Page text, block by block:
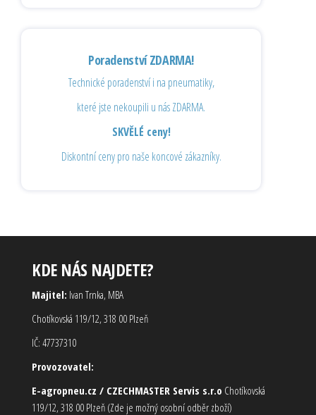
Poradenství ZDARMA!
Technické poradenství i na pneumatiky,
které jste nekoupili u nás ZDARMA.
SKVĚLÉ ceny!
Diskontní ceny pro naše koncové zákazníky.
KDE NÁS NAJDETE?
Majitel: Ivan Trnka, MBA
Chotíkovská 119/12, 318 00 Plzeň
IČ: 47737310
Provozovatel:
E-agropneu.cz / CZECHMASTER Servis s.r.o Chotíkovská
119/12, 318 00 Plzeň (Zde je možný osobní odběr zboží)